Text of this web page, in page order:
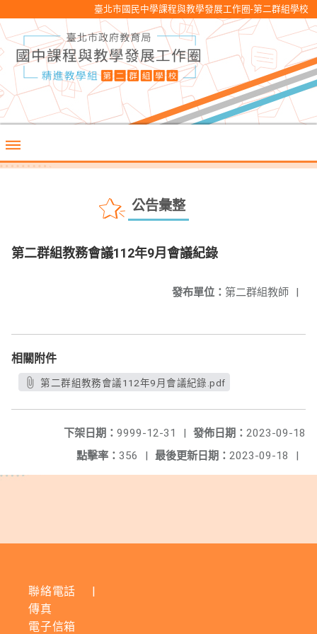
臺北市國民中學課程與教學發展工作圈-第二群組學校
公告彙整
第二群組教務會議112年9月會議紀錄
發布單位： 第二群組教師 |
相關附件
第二群組教務會議112年9月會議紀錄.pdf
發佈日期： 2023-09-18
下架日期： 9999-12-31
|
最後更新日期： 2023-09-18 |
點擊率： 356 |
聯絡電話
|
傳真
電子信箱